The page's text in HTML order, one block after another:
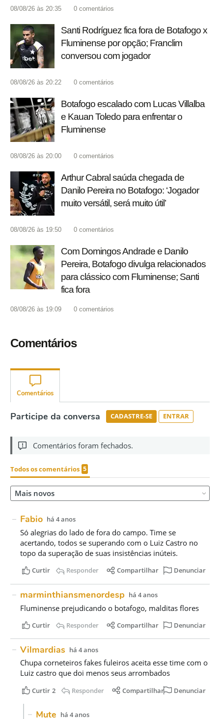
08/08/26 às 20:35 0 comentários
Santi Rodríguez fica fora de Botafogo x
Fluminense por opção; Franclim
conversou com jogador
08/08/26 às 20:22 0 comentários
Botafogo escalado com Lucas Villalba
e Kauan Toledo para enfrentar o
Fluminense
08/08/26 às 20:00 0 comentários
Arthur Cabral saúda chegada de
Danilo Pereira no Botafogo: ‘Jogador
muito versátil, será muito útil’
08/08/26 às 19:50 0 comentários
Com Domingos Andrade e Danilo
Pereira, Botafogo divulga relacionados
para clássico com Fluminense; Santi
fica fora
08/08/26 às 19:09 0 comentários
Comentários